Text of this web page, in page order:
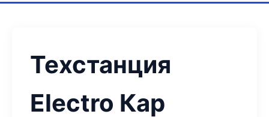
Техстанция
Electro Кар